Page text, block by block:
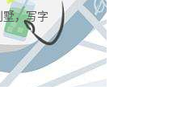
墅，写字